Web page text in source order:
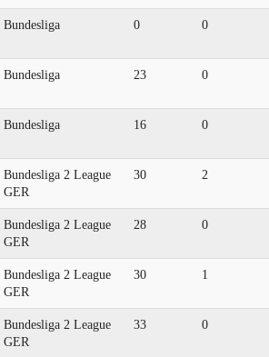
Bundesliga 0 0
Bundesliga 23 0
Bundesliga 16 0
Bundesliga 2 League
GER
30 2
Bundesliga 2 League
GER
28 0
Bundesliga 2 League
GER
30 1
Bundesliga 2 League
GER
33 0